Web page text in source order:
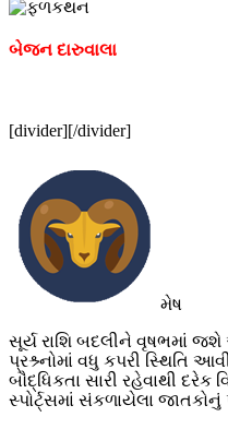
બેજન દારુવાલા
[divider][/divider]
મેષ
સૂર્ય રાશિ બદલીને વૃષભમાં
પ્રશ્ર્નોમાં વધુ કપરી સ્થિતિ
બૌદ્ધિકતા સારી રહેવાથી દરેક
સ્પોર્ટ્સમાં સંકળાયેલા જાતકોનું